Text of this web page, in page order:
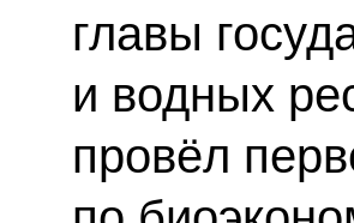
главы
и водных
провёл